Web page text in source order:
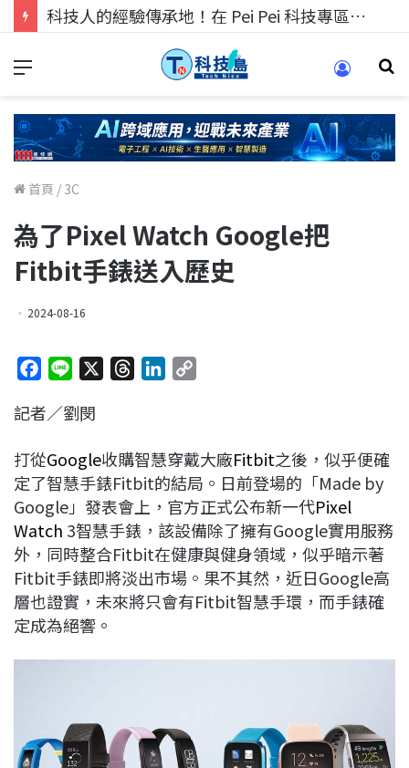
科技人的經驗傳承地！在 Pei Pei 科技專區，與學弟妹交流最硬核的技術
首頁 / 3C
為了Pixel Watch Google把
Fitbit手錶送入歷史
2024-08-16
c
b
o
o
k
n
a
d
s
e
d
I
n
L
i
n
k
記者／劉閔
打從Google收購智慧穿戴大廠Fitbit之後，似乎便確
定了智慧手錶Fitbit的結局。日前登場的「Made by
Google」發表會上，官方正式公布新一代Pixel
Watch 3智慧手錶，該設備除了擁有Google實用服務
外，同時整合Fitbit在健康與健身領域，似乎暗示著
Fitbit手錶即將淡出市場。果不其然，近日Google高
層也證實，未來將只會有Fitbit智慧手環，而手錶確
定成為絕響。